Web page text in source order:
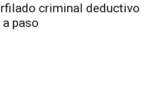
criminal deductivo
paso